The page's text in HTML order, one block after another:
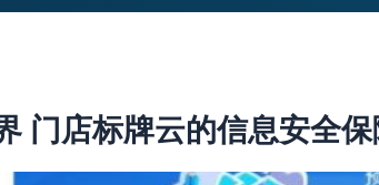
门店标牌云的信息安全